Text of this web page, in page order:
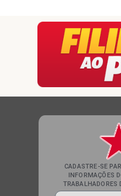
CADASTRE-SE
INFORMAÇÕES
TRABALHADORES